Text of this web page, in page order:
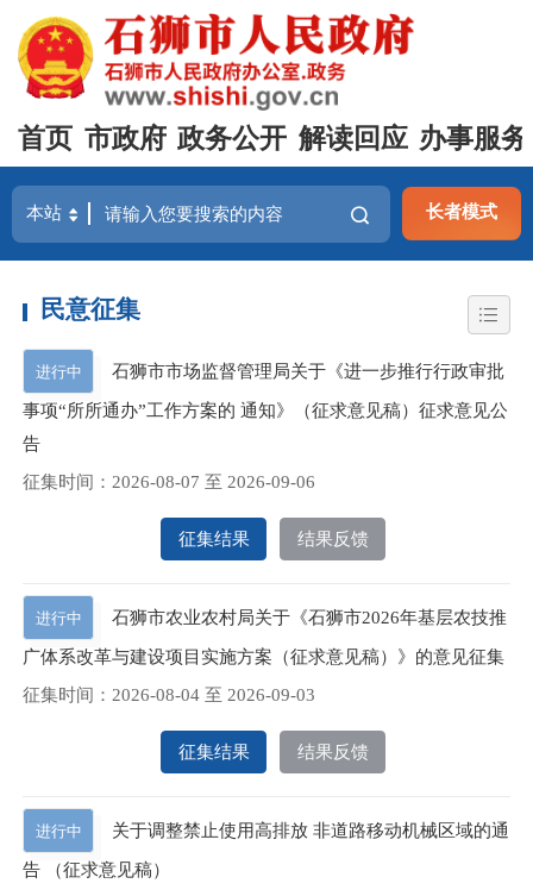
首页 市政府 政务公开 解读回应 办事服务
长者模式
民意征集
进行中
石狮市市场监督管理局关于《进一步推行行政审批
事项“所所通办”工作方案的 通知》（征求意见稿）征求意见公
告
征集时间： 2026-08-07 至 2026-09-06
征集结果 结果反馈
进行中
石狮市农业农村局关于《石狮市2026年基层农技推
广体系改革与建设项目实施方案（征求意见稿）》的意见征集
征集时间： 2026-08-04 至 2026-09-03
征集结果 结果反馈
进行中
关于调整禁止使用高排放 非道路移动机械区域的通
告 （征求意见稿）